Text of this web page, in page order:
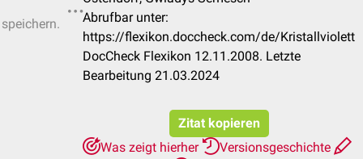
Abrufbar unter:
https://flexikon.doccheck.com/de/Kristallviolett
DocCheck Flexikon 12.11.2008. Letzte
Bearbeitung 21.03.2024
Zitat kopieren
Was zeigt hierher
Versionsgeschichte